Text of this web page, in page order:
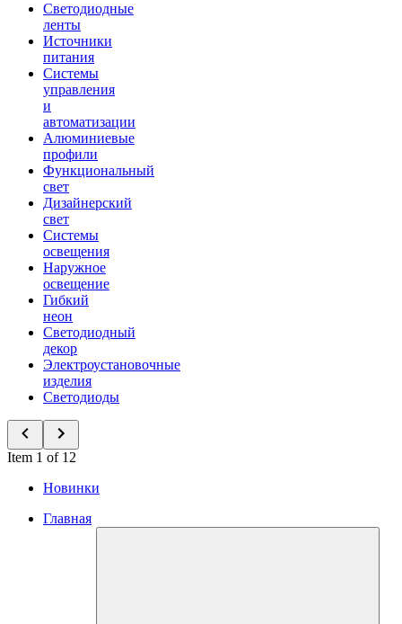
Светодиодные
ленты
Источники
питания
Системы
управления
и
автоматизации
Алюминиевые
профили
Функциональный
свет
Дизайнерский
свет
Системы
освещения
Наружное
освещение
Гибкий
неон
Светодиодный
декор
Электроустановочные
изделия
Светодиоды
Item 1 of 12
Новинки
Главная